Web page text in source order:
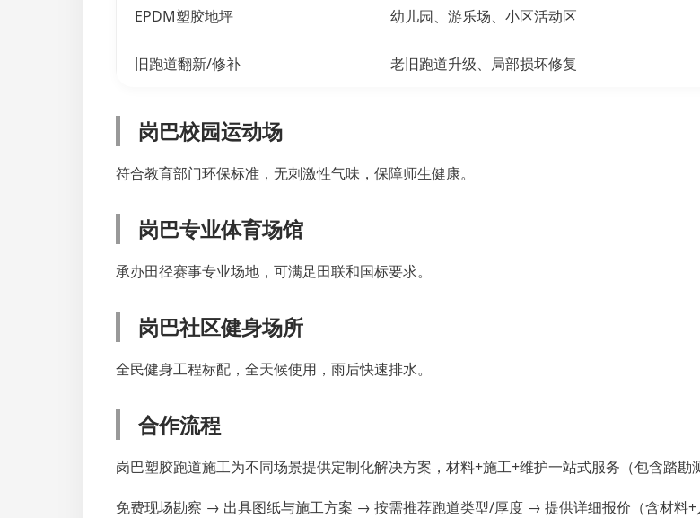
EPDM塑胶地坪 幼儿园、游乐场、小区活动区
旧跑道翻新/修补 老旧跑道升级、局部损坏修复
岗巴校园运动场
符合教育部门环保标准，无刺激性气味，保障师生健康。
岗巴专业体育场馆
承办田径赛事专业场地，可满足田联和国标要求。
岗巴社区健身场所
全民健身工程标配，全天候使用，雨后快速排水。
合作流程
岗巴塑胶跑道施工为不同场景提供定制化解决方案，材料+施工+维护一站式服务（包含踏勘
免费现场勘察 → 出具图纸与施工方案 → 按需推荐跑道类型/厚度 → 提供详细报价（含材料+